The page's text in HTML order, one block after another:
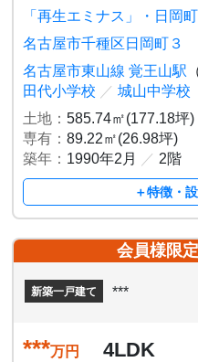
「再生エミナス」・日岡
名古屋市千種区日岡町３
名古屋市東山線 覚王山駅
田代小学校 ／ 城山中学校
土地：585.74㎡(177.18坪)
専有：89.22㎡(26.98坪)
築年： 1990年2月 ／ 2階
＋特徴・
会員様限
新築一戸建て ***
***万円 4LDK